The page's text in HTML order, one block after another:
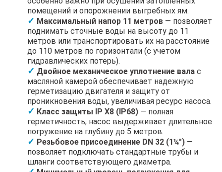
помещений и опорожнении выгребных ям.
Максимальный напор 11 метров — позволяет
поднимать сточные воды на высоту до 11
метров или транспортировать их на расстояние
до 110 метров по горизонтали (с учетом
гидравлических потерь).
Двойное механическое уплотнение вала с
масляной камерой обеспечивает надежную
герметизацию двигателя и защиту от
проникновения воды, увеличивая ресурс насоса.
Класс защиты IP X8 (IP68) — полная
герметичность, насос выдерживает длительное
погружение на глубину до 5 метров.
Резьбовое присоединение DN 32 (1¼") —
позволяет подключать стандартные трубы и
шланги соответствующего диаметра.